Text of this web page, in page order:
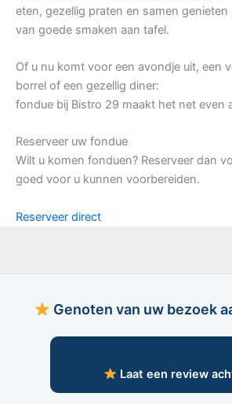
eten, gezellig praten en samen genieten
van goede smaken aan tafel.
Of u nu komt voor een avondje uit, een
borrel of een gezellig diner:
fondue bij Bistro 29 maakt het net even
Reserveer uw fondue
Wilt u komen fonduen? Reserveer dan
goed voor u kunnen voorbereiden.
Reserveer direct
Genoten van uw bezoek
Laat een review